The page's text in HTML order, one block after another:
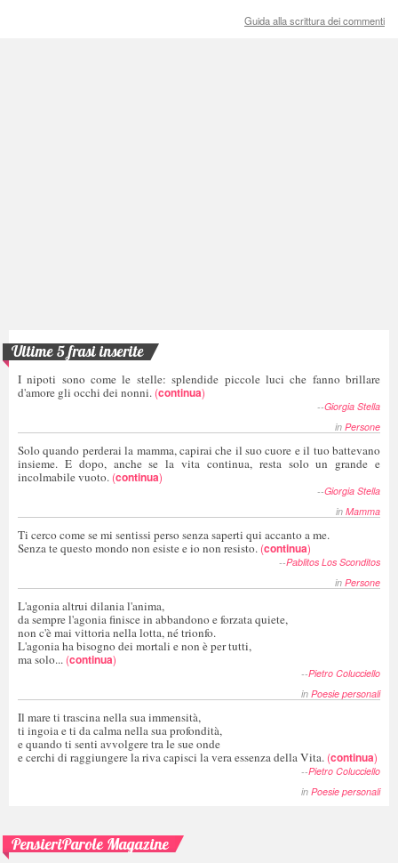
Guida alla scrittura dei commenti
Ultime 5 frasi inserite
I nipoti sono come le stelle: splendide piccole luci che fanno brillare
d'amore gli occhi dei nonni. (continua)
--Giorgia Stella
in Persone
Solo quando perderai la mamma, capirai che il suo cuore e il tuo battevano
insieme. E dopo, anche se la vita continua, resta solo un grande e
incolmabile vuoto. (continua)
--Giorgia Stella
in Mamma
Ti cerco come se mi sentissi perso senza saperti qui accanto a me.
Senza te questo mondo non esiste e io non resisto. (continua)
--Pablitos Los Sconditos
in Persone
L'agonia altrui dilania l'anima,
da sempre l'agonia finisce in abbandono e forzata quiete,
non c'è mai vittoria nella lotta, né trionfo.
L'agonia ha bisogno dei mortali e non è per tutti,
ma solo... (continua)
--Pietro Colucciello
in Poesie personali
Il mare ti trascina nella sua immensità,
ti ingoia e ti da calma nella sua profondità,
e quando ti senti avvolgere tra le sue onde
e cerchi di raggiungere la riva capisci la vera essenza della Vita. (continua)
--Pietro Colucciello
in Poesie personali
PensieriParole Magazine